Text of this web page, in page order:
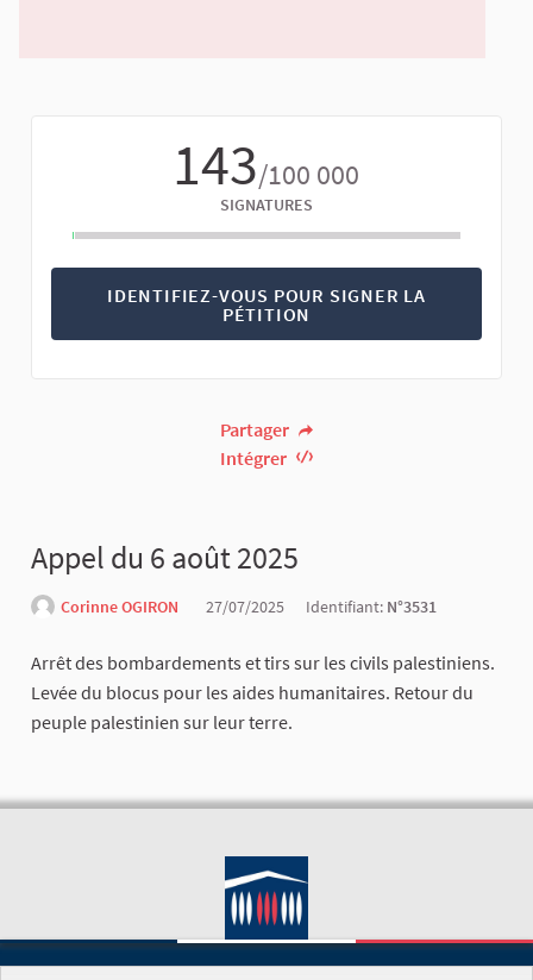
143/100 000
SIGNATURES
IDENTIFIEZ-VOUS POUR SIGNER LA
PÉTITION
Partager
Intégrer
Appel du 6 août 2025
Corinne OGIRON 27/07/2025 Identifiant: N°3531
Arrêt des bombardements et tirs sur les civils palestiniens.
Levée du blocus pour les aides humanitaires. Retour du
peuple palestinien sur leur terre.